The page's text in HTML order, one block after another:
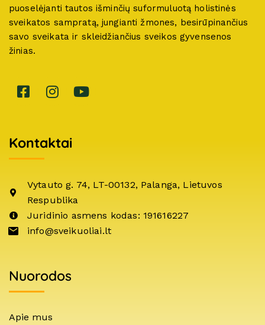
puoselėjanti tautos išminčių suformuluotą holistinės
sveikatos sampratą, jungianti žmones, besirūpinančius
savo sveikata ir skleidžiančius sveikos gyvensenos
žinias.
Kontaktai
Vytauto g. 74, LT-00132, Palanga, Lietuvos
Respublika
Juridinio asmens kodas: 191616227
info@sveikuoliai.lt
Nuorodos
Apie mus